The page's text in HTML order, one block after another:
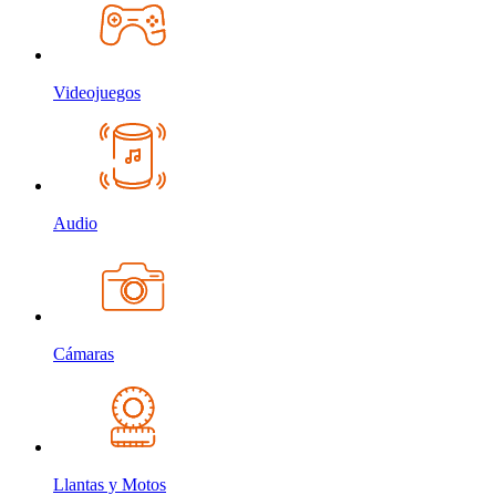
Videojuegos
Audio
Cámaras
Llantas y Motos